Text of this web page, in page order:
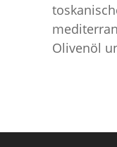
Olivenöl